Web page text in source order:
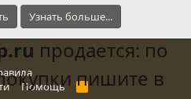
Помощь
R
Узнать больше...
продается: по
пишите в